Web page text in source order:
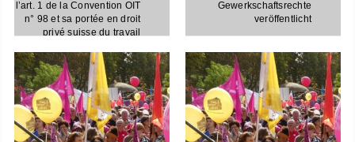
l’art. 1 de la Convention OIT
n° 98 et sa portée en droit
privé suisse du travail
Gewerkschaftsrechte
veröffentlicht